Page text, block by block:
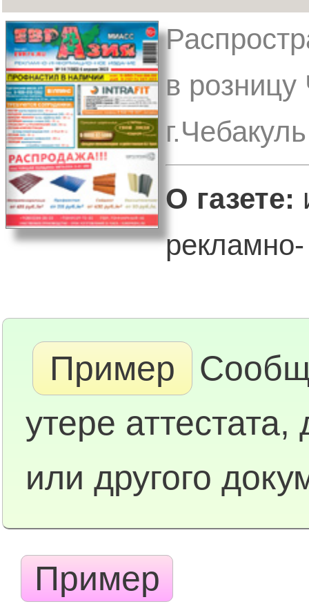
в
О газете:
Пример
утере
или другого
Пример